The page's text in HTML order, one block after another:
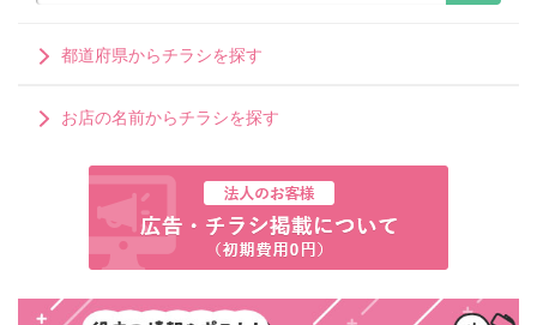
都道府県からチラシを探す
お店の名前からチラシを探す